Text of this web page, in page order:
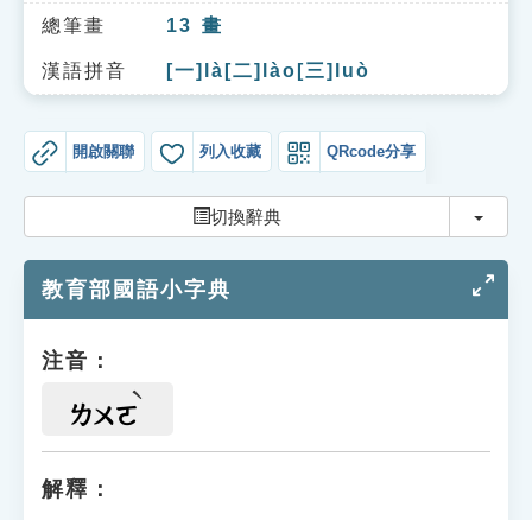
單字索引
生命大百科索引
遊戲專區
教學應用
貓頭鷹博士
總筆畫 13 畫
漢語拼音 [一]là[二]lào[三]luò
開啟關聯 列入收藏 QRcode分享
切換辭典 切換
教育部國語小字典
注音：
ㄌㄨㄛ
解釋：